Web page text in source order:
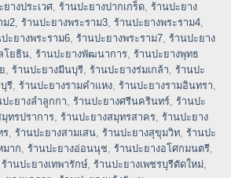
างประเวศ, ร้านปะยางปากเกร็ด, ร้านปะยาง
ม2, ร้านปะยางพระราม3, ร้านปะยางพระราม4,
ะยางพระราม6, ร้านปะยางพระราม7, ร้านปะยาง
โยธิน, ร้านปะยางพัฒนาการ, ร้านปะยางพุทธ
, ร้านปะยางมีนบุรี, ร้านปะยางร่มเกล้า, ร้านปะ
รี, ร้านปะยางรามคำแหง, ร้านปะยางรามอินทรา,
ะยางลำลูกกา, ร้านปะยางศรีนครินทร์, ร้านปะ
ทรปราการ, ร้านปะยางสมุทรสาคร, ร้านปะยาง
ร, ร้านปะยางสามเสน, ร้านปะยางสุขุมวิท, ร้านปะ
มาก, ร้านปะยางอ่อนนุช, ร้านปะยางอโศกมนตรี,
ร้านปะยางเทพารักษ์, ร้านปะยางเพชรบุรีตัดใหม่,